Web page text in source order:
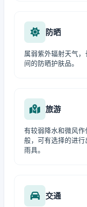
防晒
属弱紫外辐射天气
间的防晒护肤品。
旅游
有较弱降水和微风
般，可有选择的进
雨具。
交通